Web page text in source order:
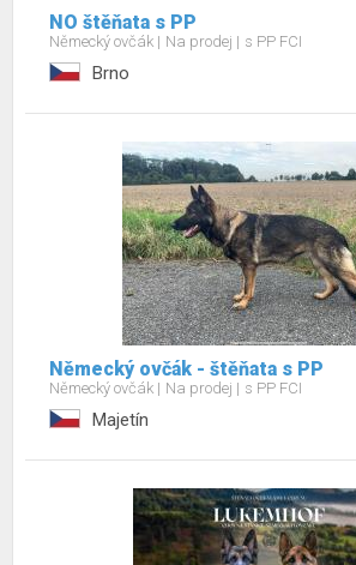
NO štěňata s PP
Německý ovčák Na prodej s PP FCI
Brno
Německý ovčák - štěňata s PP
Německý ovčák Na prodej s PP FCI
Majetín